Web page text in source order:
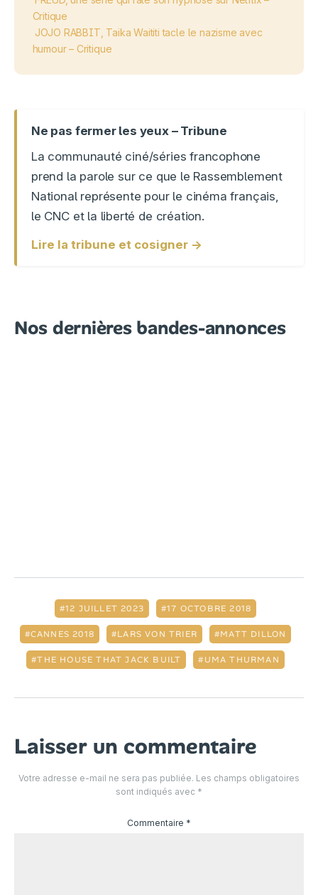
Critique
JOJO RABBIT, Taika Waititi tacle le nazisme avec
humour – Critique
Ne pas fermer les yeux – Tribune
La communauté ciné/séries francophone
prend la parole sur ce que le Rassemblement
National représente pour le cinéma français,
le CNC et la liberté de création.
Lire la tribune et cosigner →
Nos dernières bandes-annonces
12 JUILLET 2023 17 OCTOBRE 2018
CANNES 2018 LARS VON TRIER MATT DILLON
THE HOUSE THAT JACK BUILT UMA THURMAN
Laisser un commentaire
Votre adresse e-mail ne sera pas publiée. Les champs obligatoires
sont indiqués avec *
Commentaire *